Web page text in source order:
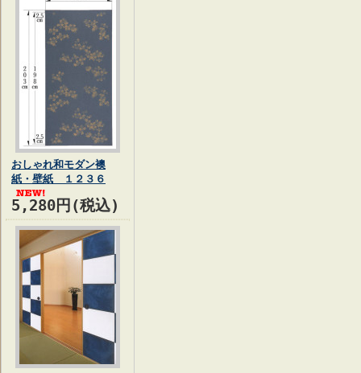
おしゃれ和モダン襖
紙・壁紙 １２３６
5,280円(税込)